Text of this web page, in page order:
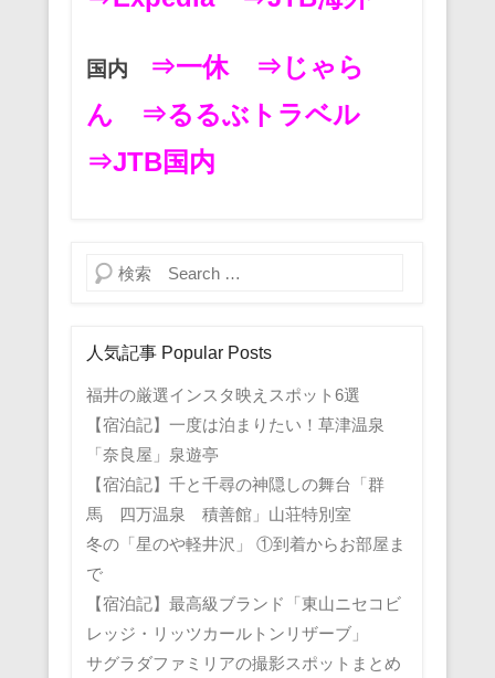
国内 ⇒一休
⇒じゃら
ん
⇒るるぶトラベル
⇒JTB国内
検索
人気記事 Popular Posts
福井の厳選インスタ映えスポット6選
【宿泊記】一度は泊まりたい！草津温泉
「奈良屋」泉遊亭
【宿泊記】千と千尋の神隠しの舞台「群
馬 四万温泉 積善館」山荘特別室
冬の「星のや軽井沢」 ①到着からお部屋ま
で
【宿泊記】最高級ブランド「東山ニセコビ
レッジ・リッツカールトンリザーブ」
サグラダファミリアの撮影スポットまとめ